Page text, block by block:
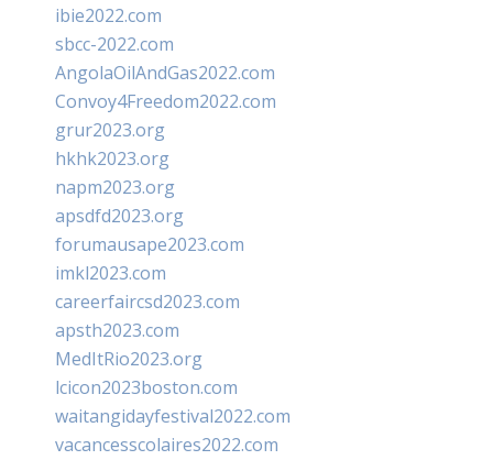
ibie2022.com
sbcc-2022.com
AngolaOilAndGas2022.com
Convoy4Freedom2022.com
grur2023.org
hkhk2023.org
napm2023.org
apsdfd2023.org
forumausape2023.com
imkl2023.com
careerfaircsd2023.com
apsth2023.com
MedItRio2023.org
lcicon2023boston.com
waitangidayfestival2022.com
vacancesscolaires2022.com